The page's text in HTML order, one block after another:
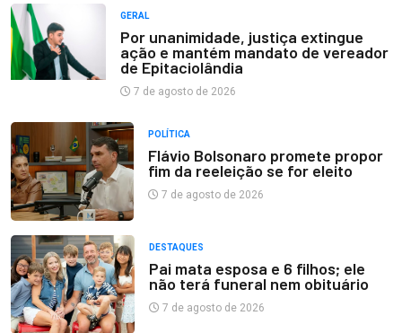
GERAL
Por unanimidade, justiça extingue
ação e mantém mandato de vereador
de Epitaciolândia
7 de agosto de 2026
POLÍTICA
Flávio Bolsonaro promete propor
fim da reeleição se for eleito
7 de agosto de 2026
DESTAQUES
Pai mata esposa e 6 filhos; ele
não terá funeral nem obituário
7 de agosto de 2026